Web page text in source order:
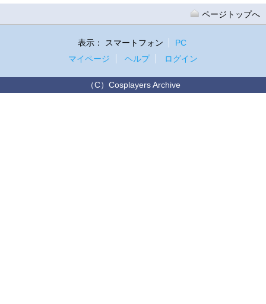
ページトップへ
表示： スマートフォン
PC
マイページ
ヘルプ ログイン
（C）Cosplayers Archive